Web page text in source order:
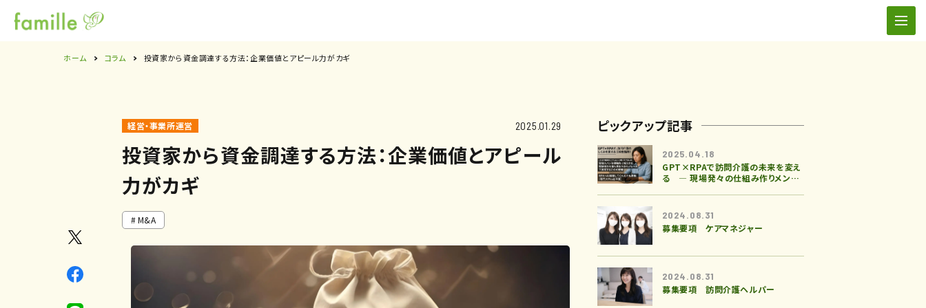
ホーム コラム 投資家から資金調達する方法：企業価値とアピール力がカギ
経営・事業所運営 2025.01.29
投資家から資金調達する方法：企業価値とアピール
力がカギ
M&A
ピックアップ記事
2025.04.18
GPT×RPAで訪問介護の未来を変え
る ― 現場発々の仕組み作りメンバ
2024.08.31
募集要項 ケアマネジャー
2024.08.31
募集要項 訪問介護ヘルパー